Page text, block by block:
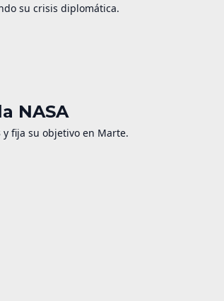
su crisis diplomática.
NASA
fija su objetivo en Marte.